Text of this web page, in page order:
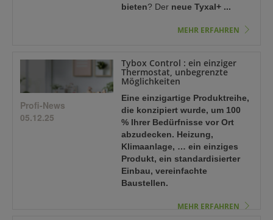
bieten? Der neue Tyxal+ ...
MEHR ERFAHREN
Profi-News
05.12.25
Tybox Control : ein einziger
Thermostat, unbegrenzte
Möglichkeiten
Eine einzigartige Produktreihe,
die konzipiert wurde, um 100
% Ihrer Bedürfnisse vor Ort
abzudecken. Heizung,
Klimaanlage, … ein einziges
Produkt, ein standardisierter
Einbau, vereinfachte
Baustellen.
MEHR ERFAHREN